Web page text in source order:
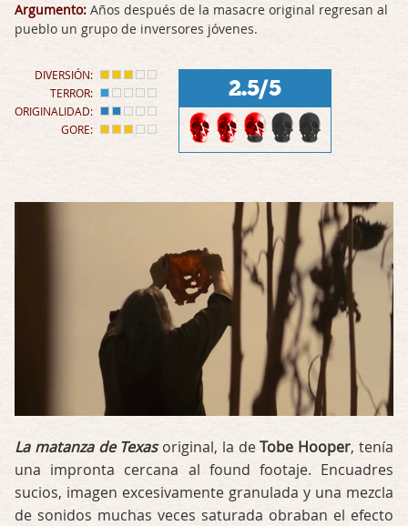
Argumento: Años después de la masacre original regresan al
pueblo un grupo de inversores jóvenes.
DIVERSIÓN:
TERROR:
ORIGINALIDAD:
GORE:
2.5/5
La matanza de Texasoriginal, la deTobe Hooper, tenía
una impronta cercana al found footaje. Encuadres
sucios, imagen excesivamente granulada y una mezcla
de sonidos muchas veces saturada obraban el efecto